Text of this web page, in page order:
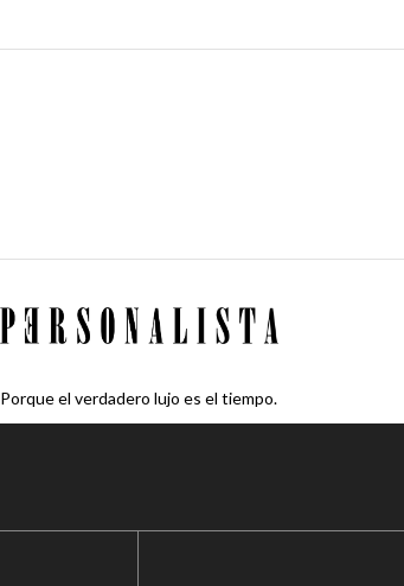
Porque el verdadero lujo es el tiempo.